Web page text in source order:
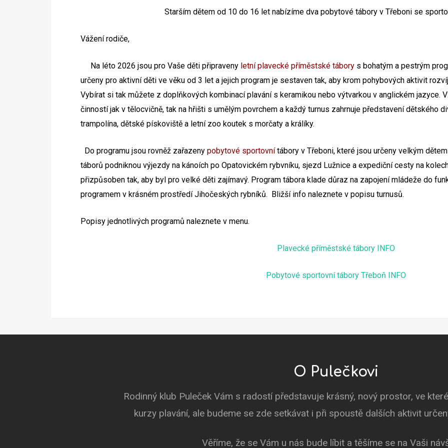
Starším dětem od 10 do 16 let nabízíme dva pobytové tábory v Třeboni se
Vážení rodiče,
Na léto 2026 jsou pro Vaše děti připraveny letní plavecké příměstské tábory s bohatým a pestrým
určeny pro aktivní děti ve věku od 3 let a jejich program je sestaven tak, aby krom pohybových aktivit
Vybírat si tak můžete z doplňkových kombinací plavání s keramikou nebo výtvarkou v anglickém jazyce.
činností jak v tělocvičně, tak na hřišti s umělým povrchem a každý turnus zahrnuje představení dětského
trampolína, dětské pískoviště a letní zoo koutek s morčaty a králíky.
Do programu jsou rovněž zařazeny pobytové sportovnítábory v Třeboni, které jsou určeny velkým
táborů podniknou výjezdy na kánoích po Opatovickém rybvníku, sjezd Lužnice a expediční cesty na
přizpůsoben tak, aby byl pro velké děti zajímavý. Program tábora klade důraz na zapojení mládeže do
programem v krásném prostředí Jihočeských rybníků. Bližší info naleznete v popisu turnusů.
Popisy jednotlivých programů naleznete v menu.
Plavecké příměstské tábory INFO
Pobytové sportovní tábory Třeboň INFO
O Pulečkovi
Rodinný klub Puleček Vám s radostí představuje krásný, nový prostor, ve
kurzy plavání, ale budeme se zde setkávat i při spoustě dalších aktivit
Věříme, že se Vám u nás bude líbit a těšíme se na Vaši